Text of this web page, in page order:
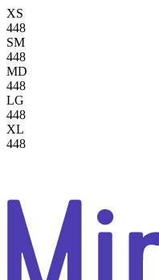
XS
448
SM
448
MD
448
LG
448
XL
448